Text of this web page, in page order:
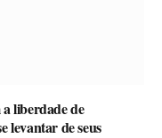
liberdade de
levantar de seus